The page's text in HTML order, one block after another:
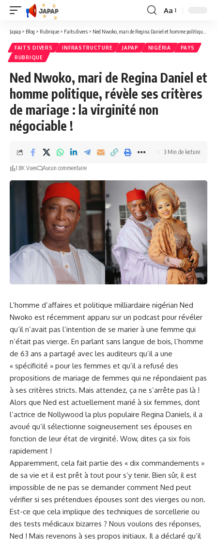
Redimensionner
la
Aa
Japap > Blog > Rubrique > Faits divers > Ned Nwoko, mari de Regina Daniel et homme politique, révèle ses critères de mariage : la virginité non négociable !
FAITS DIVERS INFRASTRUCTURE JAPAP NIGÉRIA
PAYS
RUBRIQUE
Ned Nwoko, mari de Regina Daniel et
homme politique, révèle ses critères
de mariage : la virginité non
négociable !
1.8K Vues Aucun commentaire
3 Min de lecture
L’homme ⁢d’affaires et politique milliardaire ‌ nigérian Ned
Nwoko est récemment apparu sur un podcast pour révéler
qu’il n’avait pas⁣ l’intention de se marier à une femme qui
n’était pas vierge. En parlant sans‍ langue de bois, l’homme
de 63 ans a partagé avec les auditeurs qu’il a une
« spécificité » pour les femmes et qu’il ⁢a refusé des
propositions de mariage de femmes qui ne répondaient pas
à ses critères stricts. Mais attendez, ça ne s’arrête pas là !
Alors que Ned est actuellement marié à six femmes, dont
l’actrice ‌de Nollywood la‍ plus populaire Regina Daniels, il a
avoué‍ qu’il ⁣sélectionne soigneusement ses épouses en
fonction de leur état de virginité. Wow, dites ça⁢ six fois
rapidement !
Apparemment, cela fait partie des « dix ​commandements »
de sa vie ​et il est prêt à tout pour s’y tenir. Bien sûr, ⁢il est
impossible de⁤ ne pas se demander comment Ned peut
vérifier si ses prétendues épouses sont des vierges ou non.
Est-ce ⁣que cela implique⁢ des ⁣techniques de sorcellerie ou
des tests médicaux bizarres ? Nous voulons ‍des réponses,
Ned ! Mais revenons à ses propos initiaux. Il a déclaré qu’il